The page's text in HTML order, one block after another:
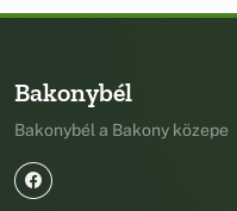
Bakonybél
Bakonybél a Bakony közepe